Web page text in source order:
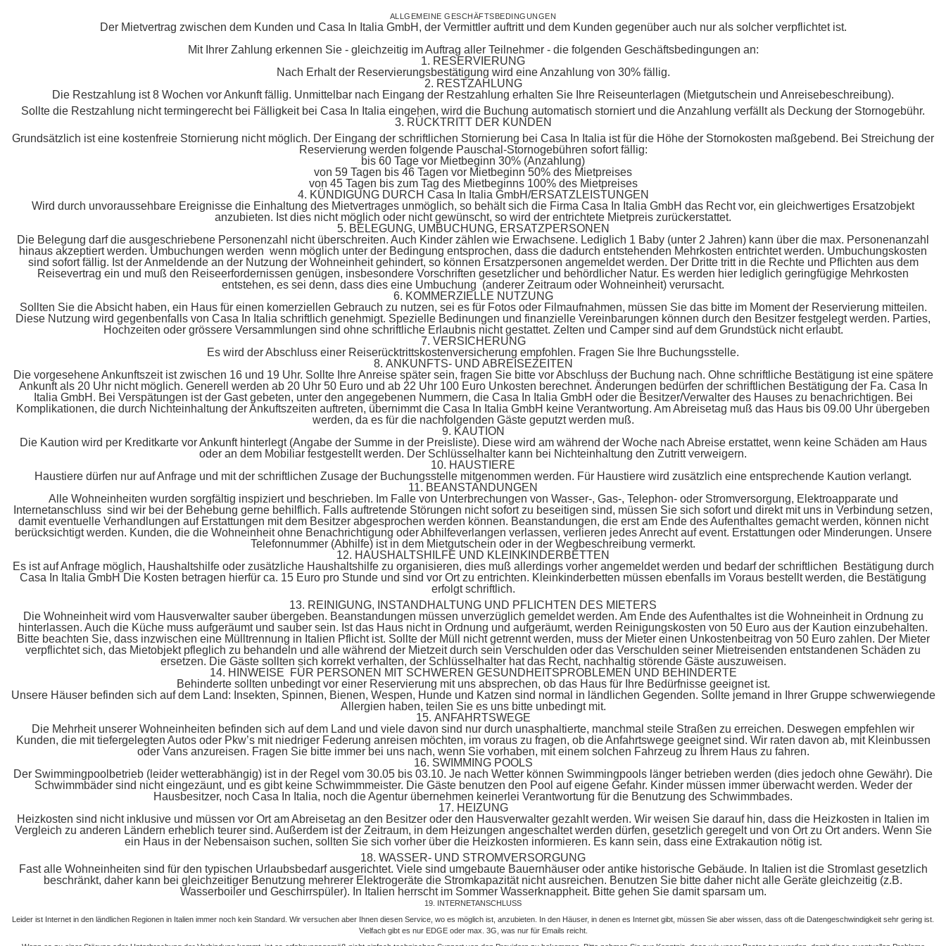
ALLGEMEINE GESCHÄFTSBEDINGUNGEN
Der Mietvertrag zwischen dem Kunden und Casa In Italia GmbH, der Vermittler auftritt und dem Kunden gegenüber auch nur als solcher verpflichtet ist.
Mit Ihrer Zahlung erkennen Sie - gleichzeitig im Auftrag aller Teilnehmer - die folgenden Geschäftsbedingungen an:
1. RESERVIERUNG
Nach Erhalt der Reservierungsbestätigung wird eine Anzahlung von 30% fällig.
2. RESTZAHLUNG
Die Restzahlung ist 8 Wochen vor Ankunft fällig. Unmittelbar nach Eingang der Restzahlung erhalten Sie Ihre Reiseunterlagen (Mietgutschein und Anreisebeschreibung).
Sollte die Restzahlung nicht termingerecht bei Fälligkeit bei Casa In Italia eingehen, wird die Buchung automatisch storniert und die Anzahlung verfällt als Deckung der Stornogebühr.
3. RÜCKTRITT DER KUNDEN
Grundsätzlich ist eine kostenfreie Stornierung nicht möglich. Der Eingang der schriftlichen Stornierung bei Casa In Italia ist für die Höhe der Stornokosten maßgebend. Bei Streichung der
Reservierung werden folgende Pauschal-Stornogebühren sofort fällig:
bis 60 Tage vor Mietbeginn 30% (Anzahlung)
von 59 Tagen bis 46 Tagen vor Mietbeginn 50% des Mietpreises
von 45 Tagen bis zum Tag des Mietbeginns 100% des Mietpreises
4. KÜNDIGUNG DURCH Casa In Italia GmbH/ERSATZLEISTUNGEN
Wird durch unvoraussehbare Ereignisse die Einhaltung des Mietvertrages unmöglich, so behält sich die Firma Casa In Italia GmbH das Recht vor, ein gleichwertiges Ersatzobjekt
anzubieten. Ist dies nicht möglich oder nicht gewünscht, so wird der entrichtete Mietpreis zurückerstattet.
5. BELEGUNG, UMBUCHUNG, ERSATZPERSONEN
Die Belegung darf die ausgeschriebene Personenzahl nicht überschreiten. Auch Kinder zählen wie Erwachsene. Lediglich 1 Baby (unter 2 Jahren) kann über die max. Personenanzahl
hinaus akzeptiert werden. Umbuchungen werden wenn möglich unter der Bedingung entsprochen, dass die dadurch entstehenden Mehrkosten entrichtet werden. Umbuchungskosten
sind sofort fällig. Ist der Anmeldende an der Nutzung der Wohneinheit gehindert, so können Ersatzpersonen angemeldet werden. Der Dritte tritt in die Rechte und Pflichten aus dem
Reisevertrag ein und muß den Reiseerfordernissen genügen, insbesondere Vorschriften gesetzlicher und behördlicher Natur. Es werden hier lediglich geringfügige Mehrkosten
entstehen, es sei denn, dass dies eine Umbuchung (anderer Zeitraum oder Wohneinheit) verursacht.
6. KOMMERZIELLE NUTZUNG
Sollten Sie die Absicht haben, ein Haus für einen komerziellen Gebrauch zu nutzen, sei es für Fotos oder Filmaufnahmen, müssen Sie das bitte im Moment der Reservierung mitteilen.
Diese Nutzung wird gegenbenfalls von Casa In Italia schriftlich genehmigt. Spezielle Bedinungen und finanzielle Vereinbarungen können durch den Besitzer festgelegt werden. Parties,
Hochzeiten oder grössere Versammlungen sind ohne schriftliche Erlaubnis nicht gestattet. Zelten und Camper sind auf dem Grundstück nicht erlaubt.
7. VERSICHERUNG
Es wird der Abschluss einer Reiserücktrittskostenversicherung empfohlen. Fragen Sie Ihre Buchungsstelle.
8. ANKUNFTS- UND ABREISEZEITEN
Die vorgesehene Ankunftszeit ist zwischen 16 und 19 Uhr. Sollte Ihre Anreise später sein, fragen Sie bitte vor Abschluss der Buchung nach. Ohne schriftliche Bestätigung ist eine spätere
Ankunft als 20 Uhr nicht möglich. Generell werden ab 20 Uhr 50 Euro und ab 22 Uhr 100 Euro Unkosten berechnet. Änderungen bedürfen der schriftlichen Bestätigung der Fa. Casa In
Italia GmbH. Bei Verspätungen ist der Gast gebeten, unter den angegebenen Nummern, die Casa In Italia GmbH oder die Besitzer/Verwalter des Hauses zu benachrichtigen. Bei
Komplikationen, die durch Nichteinhaltung der Ankuftszeiten auftreten, übernimmt die Casa In Italia GmbH keine Verantwortung. Am Abreisetag muß das Haus bis 09.00 Uhr übergeben
werden, da es für die nachfolgenden Gäste geputzt werden muß.
9. KAUTION
Die Kaution wird per Kreditkarte vor Ankunft hinterlegt (Angabe der Summe in der Preisliste). Diese wird am während der Woche nach Abreise erstattet, wenn keine Schäden am Haus
oder an dem Mobiliar festgestellt werden. Der Schlüsselhalter kann bei Nichteinhaltung den Zutritt verweigern.
10. HAUSTIERE
Haustiere dürfen nur auf Anfrage und mit der schriftlichen Zusage der Buchungsstelle mitgenommen werden. Für Haustiere wird zusätzlich eine entsprechende Kaution verlangt.
11. BEANSTANDUNGEN
Alle Wohneinheiten wurden sorgfältig inspiziert und beschrieben. Im Falle von Unterbrechungen von Wasser-, Gas-, Telephon- oder Stromversorgung, Elektroapparate und
Internetanschluss sind wir bei der Behebung gerne behilflich. Falls auftretende Störungen nicht sofort zu beseitigen sind, müssen Sie sich sofort und direkt mit uns in Verbindung setzen,
damit eventuelle Verhandlungen auf Erstattungen mit dem Besitzer abgesprochen werden können. Beanstandungen, die erst am Ende des Aufenthaltes gemacht werden, können nicht
berücksichtigt werden. Kunden, die die Wohneinheit ohne Benachrichtigung oder Abhilfeverlangen verlassen, verlieren jedes Anrecht auf event. Erstattungen oder Minderungen. Unsere
Telefonnummer (Abhilfe) ist in dem Mietgutschein oder in der Wegbeschreibung vermerkt.
12. HAUSHALTSHILFE UND KLEINKINDERBETTEN
Es ist auf Anfrage möglich, Haushaltshilfe oder zusätzliche Haushaltshilfe zu organisieren, dies muß allerdings vorher angemeldet werden und bedarf der schriftlichen Bestätigung durch
Casa In Italia GmbH Die Kosten betragen hierfür ca. 15 Euro pro Stunde und sind vor Ort zu entrichten. Kleinkinderbetten müssen ebenfalls im Voraus bestellt werden, die Bestätigung
erfolgt schriftlich.
13. REINIGUNG, INSTANDHALTUNG UND PFLICHTEN DES MIETERS
Die Wohneinheit wird vom Hausverwalter sauber übergeben. Beanstandungen müssen unverzüglich gemeldet werden. Am Ende des Aufenthaltes ist die Wohneinheit in Ordnung zu
hinterlassen. Auch die Küche muss aufgeräumt und sauber sein. Ist das Haus nicht in Ordnung und aufgeräumt, werden Reinigungskosten von 50 Euro aus der Kaution einzubehalten.
Bitte beachten Sie, dass inzwischen eine Mülltrennung in Italien Pflicht ist. Sollte der Müll nicht getrennt werden, muss der Mieter einen Unkostenbeitrag von 50 Euro zahlen. Der Mieter
verpflichtet sich, das Mietobjekt pfleglich zu behandeln und alle während der Mietzeit durch sein Verschulden oder das Verschulden seiner Mietreisenden entstandenen Schäden zu
ersetzen. Die Gäste sollten sich korrekt verhalten, der Schlüsselhalter hat das Recht, nachhaltig störende Gäste auszuweisen.
14. HINWEISE FÜR PERSONEN MIT SCHWEREN GESUNDHEITSPROBLEMEN UND BEHINDERTE
Behinderte sollten unbedingt vor einer Reservierung mit uns absprechen, ob das Haus für Ihre Bedürfnisse geeignet ist.
Unsere Häuser befinden sich auf dem Land: Insekten, Spinnen, Bienen, Wespen, Hunde und Katzen sind normal in ländlichen Gegenden. Sollte jemand in Ihrer Gruppe schwerwiegende
Allergien haben, teilen Sie es uns bitte unbedingt mit.
15. ANFAHRTSWEGE
Die Mehrheit unserer Wohneinheiten befinden sich auf dem Land und viele davon sind nur durch unasphaltierte, manchmal steile Straßen zu erreichen. Deswegen empfehlen wir
Kunden, die mit tiefergelegten Autos oder Pkw’s mit niedriger Federung anreisen möchten, im voraus zu fragen, ob die Anfahrtswege geeignet sind. Wir raten davon ab, mit Kleinbussen
oder Vans anzureisen. Fragen Sie bitte immer bei uns nach, wenn Sie vorhaben, mit einem solchen Fahrzeug zu Ihrem Haus zu fahren.
16. SWIMMING POOLS
Der Swimmingpoolbetrieb (leider wetterabhängig) ist in der Regel vom 30.05 bis 03.10. Je nach Wetter können Swimmingpools länger betrieben werden (dies jedoch ohne Gewähr). Die
Schwimmbäder sind nicht eingezäunt, und es gibt keine Schwimmmeister. Die Gäste benutzen den Pool auf eigene Gefahr. Kinder müssen immer überwacht werden. Weder der
Hausbesitzer, noch Casa In Italia, noch die Agentur übernehmen keinerlei Verantwortung für die Benutzung des Schwimmbades.
17. HEIZUNG
Heizkosten sind nicht inklusive und müssen vor Ort am Abreisetag an den Besitzer oder den Hausverwalter gezahlt werden. Wir weisen Sie darauf hin, dass die Heizkosten in Italien im
Vergleich zu anderen Ländern erheblich teurer sind. Außerdem ist der Zeitraum, in dem Heizungen angeschaltet werden dürfen, gesetzlich geregelt und von Ort zu Ort anders. Wenn Sie
ein Haus in der Nebensaison suchen, sollten Sie sich vorher über die Heizkosten informieren. Es kann sein, dass eine Extrakaution nötig ist.
18. WASSER- UND STROMVERSORGUNG
Fast alle Wohneinheiten sind für den typischen Urlaubsbedarf ausgerichtet. Viele sind umgebaute Bauernhäuser oder antike historische Gebäude. In Italien ist die Stromlast gesetzlich
beschränkt, daher kann bei gleichzeitiger Benutzung mehrerer Elektrogeräte die Stromkapazität nicht ausreichen. Benutzen Sie bitte daher nicht alle Geräte gleichzeitig (z.B.
Wasserboiler und Geschirrspüler). In Italien herrscht im Sommer Wasserknappheit. Bitte gehen Sie damit sparsam um.
19. INTERNETANSCHLUSS
Leider ist Internet in den ländlichen Regionen in Italien immer noch kein Standard. Wir versuchen aber Ihnen diesen Service, wo es möglich ist, anzubieten. In den Häuser, in denen es Internet gibt, müssen Sie aber wissen, dass oft die Datengeschwindigkeit sehr gering ist.
Vielfach gibt es nur EDGE oder max. 3G, was nur für Emails reicht.